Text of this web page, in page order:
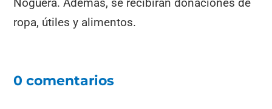
Noguera. Además, se recibirán donaciones de
ropa, útiles y alimentos.
0 comentarios